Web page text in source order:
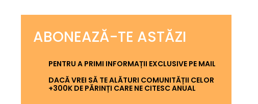
ABONEAZĂ-TE ASTĂZI
PENTRU A PRIMI INFORMAȚII EXCLUSIVE PE MAIL
DACĂ VREI SĂ TE ALĂTURI COMUNITĂȚII CELOR
+300K DE PĂRINȚI CARE NE CITESC ANUAL